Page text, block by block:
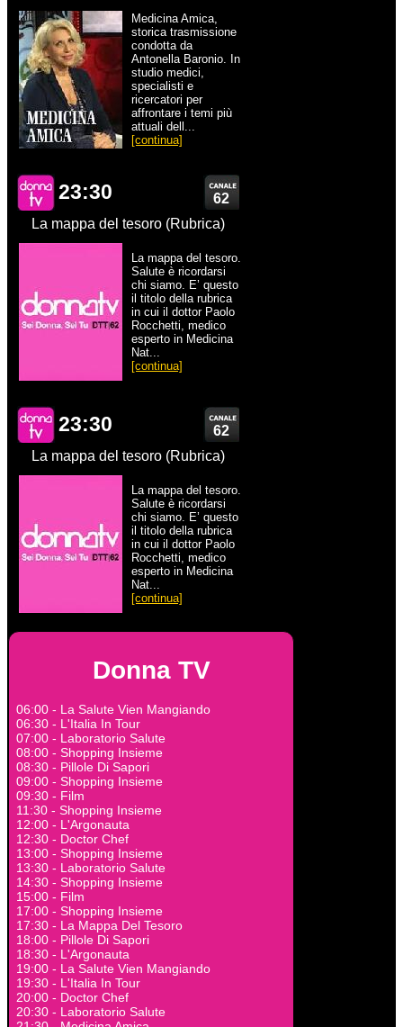
Medicina Amica,
storica trasmissione
condotta da
Antonella Baronio. In
studio medici,
specialisti e
ricercatori per
affrontare i temi più
attuali dell...
[continua]
23:30
62
La mappa del tesoro (Rubrica)
La mappa del tesoro.
Salute è ricordarsi
chi siamo. E’ questo
il titolo della rubrica
in cui il dottor Paolo
Rocchetti, medico
esperto in Medicina
Nat...
[continua]
23:30
62
La mappa del tesoro (Rubrica)
La mappa del tesoro.
Salute è ricordarsi
chi siamo. E’ questo
il titolo della rubrica
in cui il dottor Paolo
Rocchetti, medico
esperto in Medicina
Nat...
[continua]
Donna TV
06:00 - La Salute Vien Mangiando
06:30 - L'Italia In Tour
07:00 - Laboratorio Salute
08:00 - Shopping Insieme
08:30 - Pillole Di Sapori
09:00 - Shopping Insieme
09:30 - Film
11:30 - Shopping Insieme
12:00 - L'Argonauta
12:30 - Doctor Chef
13:00 - Shopping Insieme
13:30 - Laboratorio Salute
14:30 - Shopping Insieme
15:00 - Film
17:00 - Shopping Insieme
17:30 - La Mappa Del Tesoro
18:00 - Pillole Di Sapori
18:30 - L'Argonauta
19:00 - La Salute Vien Mangiando
19:30 - L'Italia In Tour
20:00 - Doctor Chef
20:30 - Laboratorio Salute